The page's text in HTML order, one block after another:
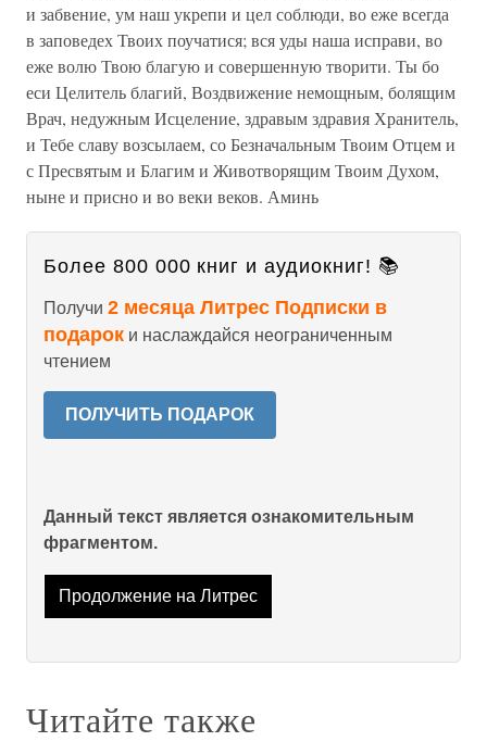
и забвение, ум наш укрепи и цел соблюди, во еже всегда
в заповедех Твоих поучатися; вся уды наша исправи, во
еже волю Твою благую и совершенную творити. Ты бо
еси Целитель благий, Воздвижение немощным, болящим
Врач, недужным Исцеление, здравым здравия Хранитель,
и Тебе славу возсылаем, со Безначальным Твоим Отцем и
с Пресвятым и Благим и Животворящим Твоим Духом,
ныне и присно и во веки веков. Аминь
Более 800 000 книг и аудиокниг! 📚
Получи 2 месяца Литрес Подписки в
подарок и наслаждайся неограниченным
чтением
ПОЛУЧИТЬ ПОДАРОК
Данный текст является ознакомительным
фрагментом.
Продолжение на Литрес
Читайте также